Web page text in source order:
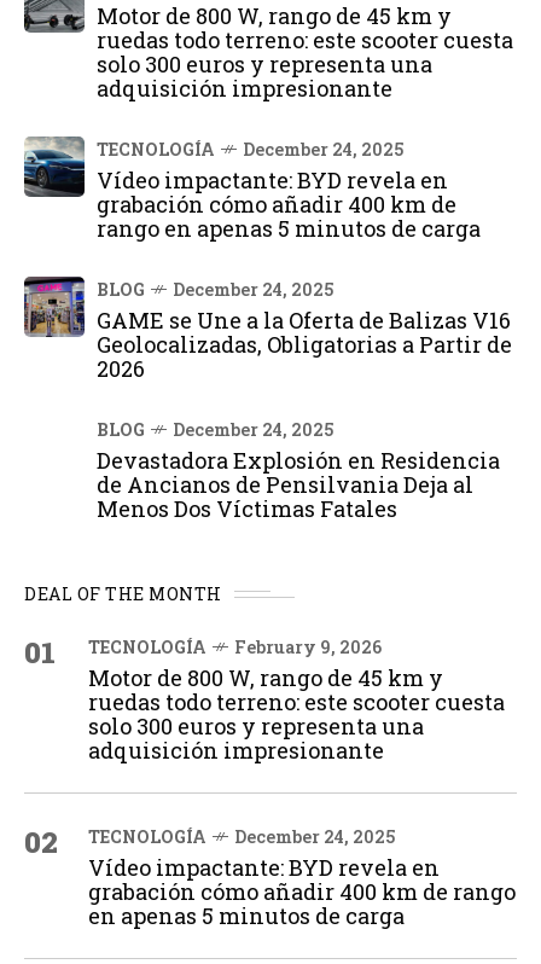
Motor de 800 W, rango de 45 km y
ruedas todo terreno: este scooter cuesta
solo 300 euros y representa una
adquisición impresionante
TECNOLOGÍA December 24, 2025
Vídeo impactante: BYD revela en
grabación cómo añadir 400 km de
rango en apenas 5 minutos de carga
BLOG December 24, 2025
GAME se Une a la Oferta de Balizas V16
Geolocalizadas, Obligatorias a Partir de
2026
BLOG December 24, 2025
Devastadora Explosión en Residencia
de Ancianos de Pensilvania Deja al
Menos Dos Víctimas Fatales
DEAL OF THE MONTH
01 TECNOLOGÍA February 9, 2026
Motor de 800 W, rango de 45 km y
ruedas todo terreno: este scooter cuesta
solo 300 euros y representa una
adquisición impresionante
02 TECNOLOGÍA December 24, 2025
Vídeo impactante: BYD revela en
grabación cómo añadir 400 km de rango
en apenas 5 minutos de carga